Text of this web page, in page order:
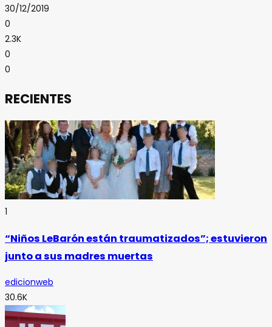
30/12/2019
0
2.3K
0
0
RECIENTES
1
“Niños LeBarón están traumatizados”; estuvieron
junto a sus madres muertas
edicionweb
30.6K